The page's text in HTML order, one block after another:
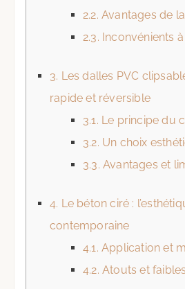
2.2. Avantages de
2.3. Inconvénients
3. Les dalles PVC
rapide et réversible
3.1. Le principe du
3.2. Un choix
3.3. Avantages et
4. Le béton ciré :
contemporaine
4.1. Application et
4.2. Atouts et